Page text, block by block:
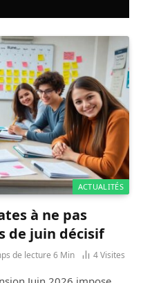
ACTUALITÉS
à ne pas
de juin décisif
de lecture 6 Min 4Visites